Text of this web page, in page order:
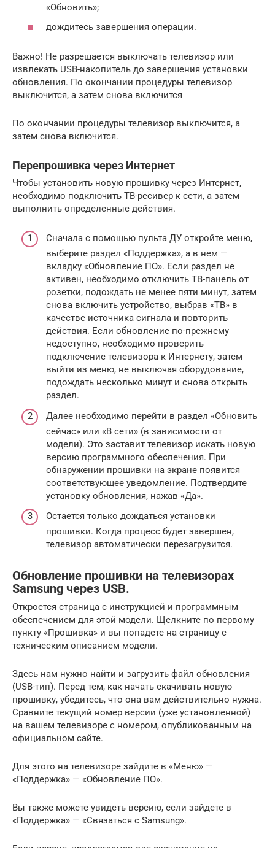
«Обновить»;
дождитесь завершения операции.
Важно! Не разрешается выключать телевизор или
извлекать USB-накопитель до завершения установки
обновления. По окончании процедуры телевизор
выключится, а затем снова включится
По окончании процедуры телевизор выключится, а
затем снова включится.
Перепрошивка через Интернет
Чтобы установить новую прошивку через Интернет,
необходимо подключить ТВ-ресивер к сети, а затем
выполнить определенные действия.
Сначала с помощью пульта ДУ откройте меню,
выберите раздел «Поддержка», а в нем —
вкладку «Обновление ПО». Если раздел не
активен, необходимо отключить ТВ-панель от
розетки, подождать не менее пяти минут, затем
снова включить устройство, выбрав «ТВ» в
качестве источника сигнала и повторить
действия. Если обновление по-прежнему
недоступно, необходимо проверить
подключение телевизора к Интернету, затем
выйти из меню, не выключая оборудование,
подождать несколько минут и снова открыть
раздел.
Далее необходимо перейти в раздел «Обновить
сейчас» или «В сети» (в зависимости от
модели). Это заставит телевизор искать новую
версию программного обеспечения. При
обнаружении прошивки на экране появится
соответствующее уведомление. Подтвердите
установку обновления, нажав «Да».
Остается только дождаться установки
прошивки. Когда процесс будет завершен,
телевизор автоматически перезагрузится.
Обновление прошивки на телевизорах
Samsung через USB.
Откроется страница с инструкцией и программным
обеспечением для этой модели. Щелкните по первому
пункту «Прошивка» и вы попадете на страницу с
техническим описанием модели.
Здесь нам нужно найти и загрузить файл обновления
(USB-тип). Перед тем, как начать скачивать новую
прошивку, убедитесь, что она вам действительно нужна.
Сравните текущий номер версии (уже установленной)
на вашем телевизоре с номером, опубликованным на
официальном сайте.
Для этого на телевизоре зайдите в «Меню» —
«Поддержка» — «Обновление ПО».
Вы также можете увидеть версию, если зайдете в
«Поддержка» — «Связаться с Samsung».